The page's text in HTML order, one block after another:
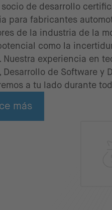
socio de desarrollo
para fabricantes
de la industria de la
como la
Nuestra experiencia en
Desarrollo de Software y
a tu lado durante
más